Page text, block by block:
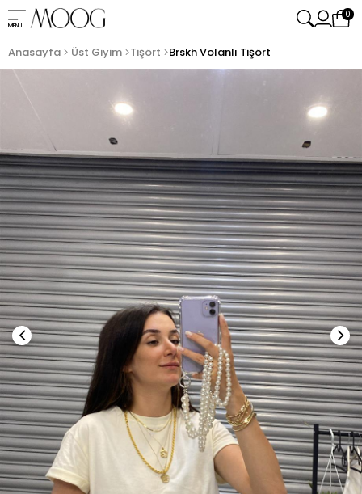
MENU
0
Anasayfa Üst Giyim Tişört Brskh Volanlı Tişört